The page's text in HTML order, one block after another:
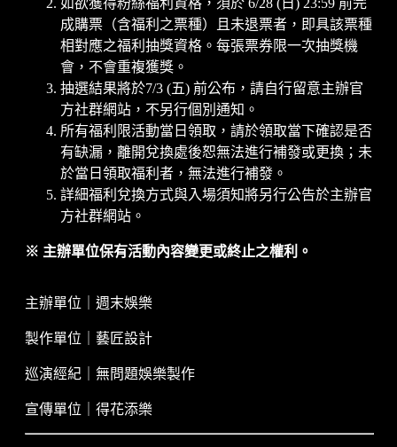
成購票（含福利之票種）且未退票者，即具該票種
相對應之福利抽獎資格。每張票券限一次抽獎機
會，不會重複獲獎。
抽選結果將於7/3 (五) 前公布，請自行留意主辦官
方社群網站，不另行個別通知。
所有福利限活動當日領取，請於領取當下確認是否
有缺漏，離開兌換處後恕無法進行補發或更換；未
於當日領取福利者，無法進行補發。
詳細福利兌換方式與入場須知將另行公告於主辦官
方社群網站。
※ 主辦單位保有活動內容變更或終止之權利。
主辦單位｜週末娛樂
製作單位｜藝匠設計
巡演經紀｜無問題娛樂製作
宣傳單位｜得花添樂